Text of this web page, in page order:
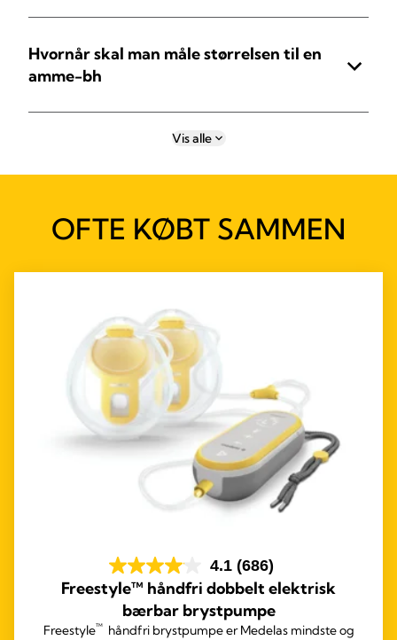
Hvornår skal man måle størrelsen til en
amme-bh
Vis alle
OFTE KØBT SAMMEN
4.1 (686)
Freestyle™ håndfri dobbelt elektrisk
bærbar brystpumpe
Freestyle™ håndfri brystpumpe er Medelas mindste og